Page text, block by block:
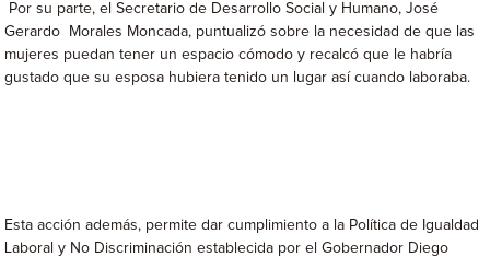
Por su parte, el Secretario de Desarrollo Social y Humano, José
Gerardo Morales Moncada, puntualizó sobre la necesidad de que las
mujeres puedan tener un espacio cómodo y recalcó que le habría
gustado que su esposa hubiera tenido un lugar así cuando laboraba.
Esta acción además, permite dar cumplimiento a la Política de Igualdad
Laboral y No Discriminación establecida por el Gobernador Diego